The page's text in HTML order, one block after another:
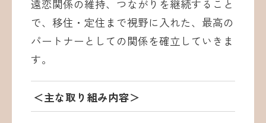
遠恋関係の維持、つながりを継続すること
で、移住・定住まで視野に入れた、最高の
パートナーとしての関係を確立していきま
す。
＜主な取り組み内容＞